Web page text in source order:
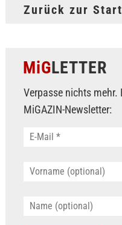
Zurück zur
MiGLETTER
Verpasse nichts mehr.
MiGAZIN-Newsletter: